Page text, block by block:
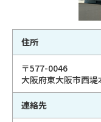
住所
〒577-0046
大阪府東大阪市西
連絡先